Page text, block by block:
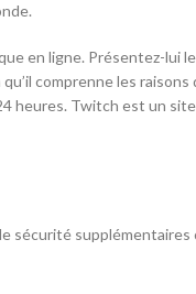
en ligne. Présentez-lui
comprenne les
heures. Twitch est un
sécurité supplémentaires